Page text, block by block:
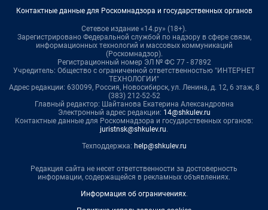
Контактные данные для Роскомнадзора и государственных органов
Сетевое издание «14.ру» (18+).
Зарегистрировано Федеральной службой по надзору в сфере связи,
информационных технологий и массовых коммуникаций
(Роскомнадзор).
Регистрационный номер ЭЛ № ФС 77 - 87892
Учредитель: Общество с ограниченной ответственностью "ИНТЕРНЕТ
ТЕХНОЛОГИИ"
Адрес редакции: 630099, Россия, Новосибирск, ул. Ленина, д. 12, 6 этаж, 8
(383) 212-52-52
Главный редактор: Шайтанова Екатерина Александровна
Электронный адрес редакции: 14@shkulev.ru
Контактные данные для Роскомнадзора и государственных органов:
juristnsk@shkulev.ru.
Техподдержка: help@shkulev.ru
Редакция сайта не несет ответственности за достоверность
информации, содержащейся в рекламных объявлениях.
Информация об ограничениях.